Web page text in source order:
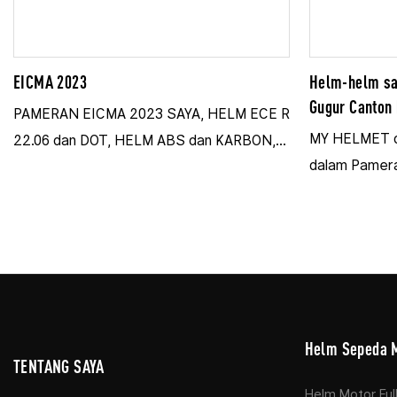
EICMA 2023
PAMERAN EICMA 2023 SAYA, HELM ECE R
22.06 dan DOT, HELM ABS dan KARBON,
Helm-helm
Gugur
MY HELMET
dalam
terbaru, di
di pasar
TENTANG SAYA
Helm Sepeda
Helm Motor